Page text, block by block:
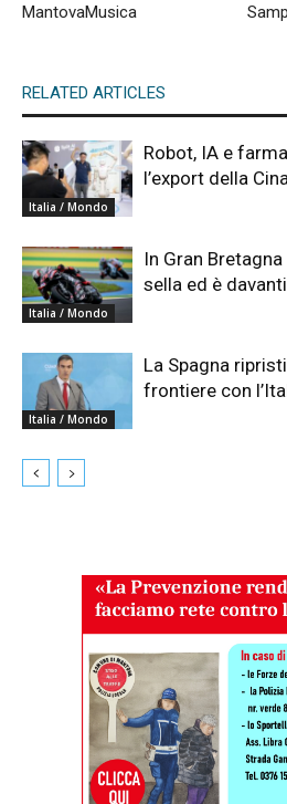
MantovaMusica
RELATED ARTICLES
Italia / Mondo
Robot, IA e
l’export della Cina
Italia / Mondo
In Gran
sella ed è
Italia / Mondo
La Spagna
frontiere con